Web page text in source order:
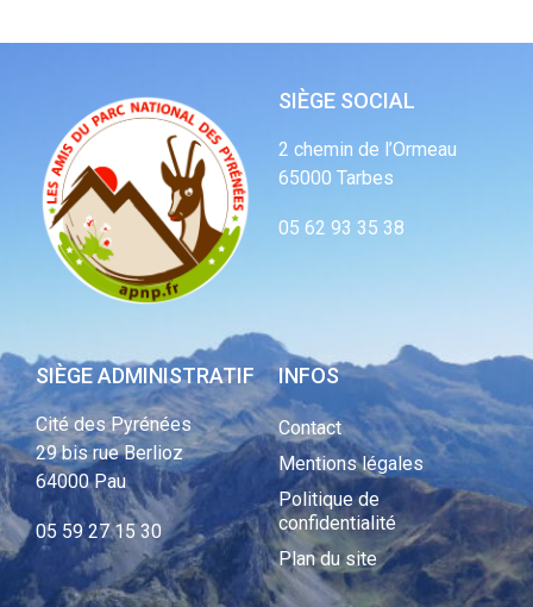
SIÈGE SOCIAL
2 chemin de l’Ormeau
65000 Tarbes
05 62 93 35 38
SIÈGE ADMINISTRATIF
Cité des Pyrénées
29 bis rue Berlioz
64000 Pau
05 59 27 15 30
INFOS
Contact
Mentions légales
Politique de
confidentialité
Plan du site